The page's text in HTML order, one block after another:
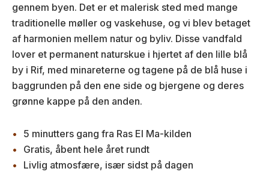
gennem byen. Det er et malerisk sted med mange
traditionelle møller og vaskehuse, og vi blev betaget
af harmonien mellem natur og byliv. Disse vandfald
lover et permanent naturskue i hjertet af den lille blå
by i Rif, med minareterne og tagene på de blå huse i
baggrunden på den ene side og bjergene og deres
grønne kappe på den anden.
5 minutters gang fra Ras El Ma-kilden
Gratis, åbent hele året rundt
Livlig atmosfære, især sidst på dagen